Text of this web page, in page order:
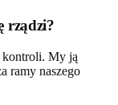
rządzi?
kontroli. My ją
ramy naszego